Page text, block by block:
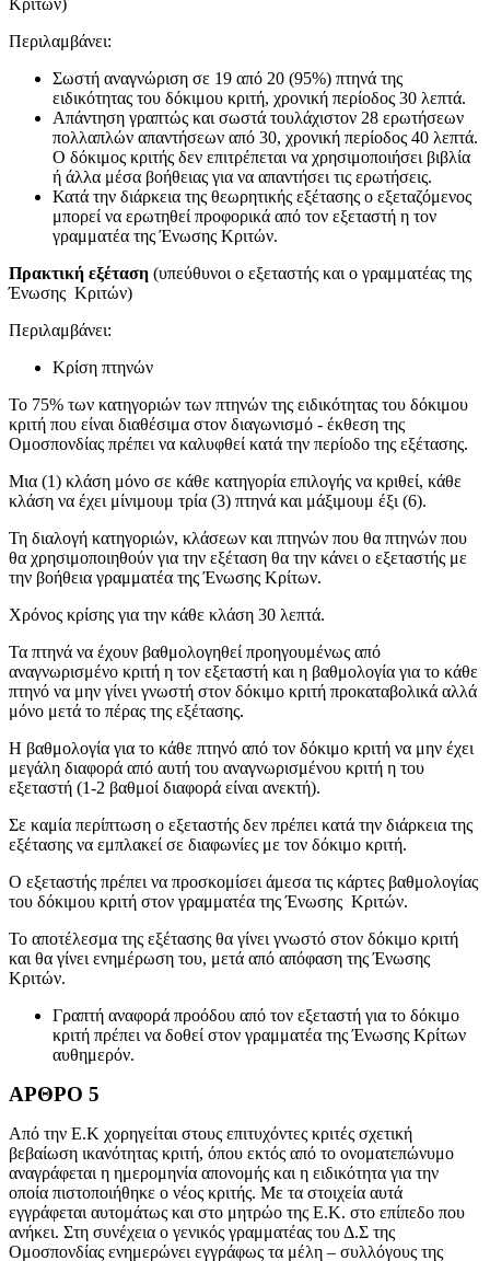
Κριτών)
Περιλαμβάνει:
Σωστή αναγνώριση σε 19 από 20 (95%) πτηνά της
ειδικότητας του δόκιμου κριτή, χρονική περίοδος 30 λεπτά.
Απάντηση γραπτώς και σωστά τουλάχιστον 28 ερωτήσεων
πολλαπλών απαντήσεων από 30, χρονική περίοδος 40 λεπτά.
Ο δόκιμος κριτής δεν επιτρέπεται να χρησιμοποιήσει βιβλία
ή άλλα μέσα βοήθειας για να απαντήσει τις ερωτήσεις.
Κατά την διάρκεια της θεωρητικής εξέτασης ο εξεταζόμενος
μπορεί να ερωτηθεί προφορικά από τον εξεταστή η τον
γραμματέα της Ένωσης Κριτών.
Πρακτική εξέταση (υπεύθυνοι ο εξεταστής και ο γραμματέας της
Ένωσης Κριτών)
Περιλαμβάνει:
Κρίση πτηνών
Το 75% των κατηγοριών των πτηνών της ειδικότητας του δόκιμου
κριτή που είναι διαθέσιμα στον διαγωνισμό - έκθεση της
Ομοσπονδίας πρέπει να καλυφθεί κατά την περίοδο της εξέτασης.
Μια (1) κλάση μόνο σε κάθε κατηγορία επιλογής να κριθεί, κάθε
κλάση να έχει μίνιμουμ τρία (3) πτηνά και μάξιμουμ έξι (6).
Τη διαλογή κατηγοριών, κλάσεων και πτηνών που θα πτηνών που
θα χρησιμοποιηθούν για την εξέταση θα την κάνει ο εξεταστής με
την βοήθεια γραμματέα της Ένωσης Κρίτων.
Χρόνος κρίσης για την κάθε κλάση 30 λεπτά.
Τα πτηνά να έχουν βαθμολογηθεί προηγουμένως από
αναγνωρισμένο κριτή η τον εξεταστή και η βαθμολογία για το κάθε
πτηνό να μην γίνει γνωστή στον δόκιμο κριτή προκαταβολικά αλλά
μόνο μετά το πέρας της εξέτασης.
Η βαθμολογία για το κάθε πτηνό από τον δόκιμο κριτή να μην έχει
μεγάλη διαφορά από αυτή του αναγνωρισμένου κριτή η του
εξεταστή (1-2 βαθμοί διαφορά είναι ανεκτή).
Σε καμία περίπτωση ο εξεταστής δεν πρέπει κατά την διάρκεια της
εξέτασης να εμπλακεί σε διαφωνίες με τον δόκιμο κριτή.
Ο εξεταστής πρέπει να προσκομίσει άμεσα τις κάρτες βαθμολογίας
του δόκιμου κριτή στον γραμματέα της Ένωσης Κριτών.
Το αποτέλεσμα της εξέτασης θα γίνει γνωστό στον δόκιμο κριτή
και θα γίνει ενημέρωση του, μετά από απόφαση της Ένωσης
Κριτών.
Γραπτή αναφορά προόδου από τον εξεταστή για το δόκιμο
κριτή πρέπει να δοθεί στον γραμματέα της Ένωσης Κρίτων
αυθημερόν.
ΑΡΘΡΟ 5
Από την Ε.Κ χορηγείται στους επιτυχόντες κριτές σχετική
βεβαίωση ικανότητας κριτή, όπου εκτός από το ονοματεπώνυμο
αναγράφεται η ημερομηνία απονομής και η ειδικότητα για την
οποία πιστοποιήθηκε ο νέος κριτής. Με τα στοιχεία αυτά
εγγράφεται αυτομάτως και στο μητρώο της Ε.Κ. στο επίπεδο που
ανήκει. Στη συνέχεια ο γενικός γραμματέας του Δ.Σ της
Ομοσπονδίας ενημερώνει εγγράφως τα μέλη – συλλόγους της